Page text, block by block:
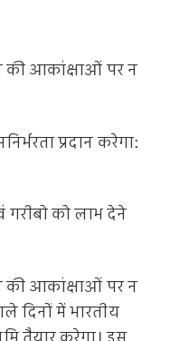
आकांक्षाओं पर न
प्रदान करेगा:
को लाभ देने
आकांक्षाओं पर न
दिनों में भारतीय